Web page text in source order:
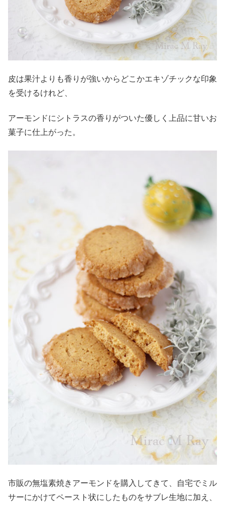
皮は果汁よりも香りが強いからどこかエキゾチックな印象
を受けるけれど、
アーモンドにシトラスの香りがついた優しく上品に甘いお
菓子に仕上がった。
市販の無塩素焼きアーモンドを購入してきて、自宅でミル
サーにかけてペースト状にしたものをサブレ生地に加え、